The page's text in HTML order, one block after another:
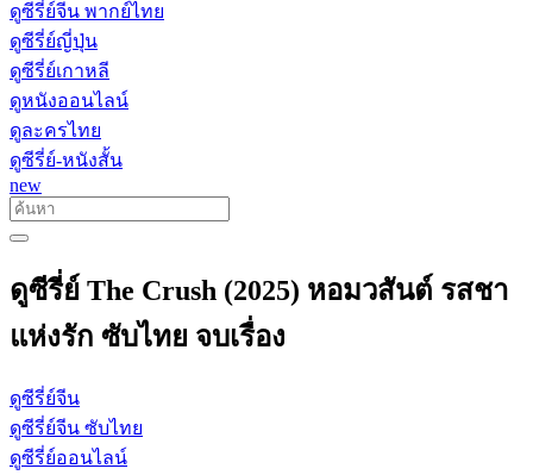
ดูซีรี่ย์จีน พากย์ไทย
ดูซีรี่ย์ญี่ปุ่น
ดูซีรี่ย์เกาหลี
ดูหนังออนไลน์
ดูละครไทย
ดูซีรี่ย์-หนังสั้น
new
ดูซีรี่ย์ The Crush (2025) หอมวสันต์ รสชา
แห่งรัก ซับไทย จบเรื่อง
ดูซีรี่ย์จีน
ดูซีรี่ย์จีน ซับไทย
ดูซีรี่ย์ออนไลน์